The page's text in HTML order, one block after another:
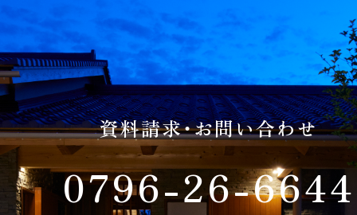
資料請求・お問い合わせ
0796-26-6644